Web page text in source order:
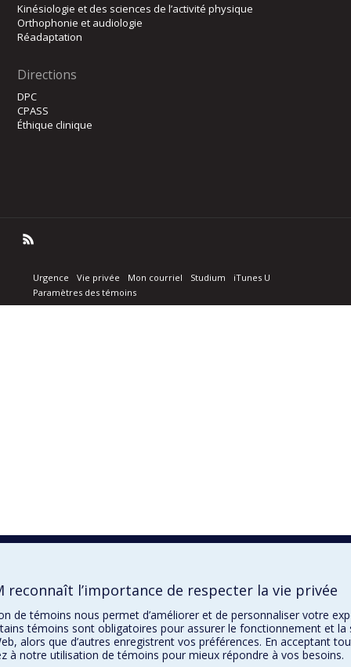
Kinésiologie et des sciences de l’activité physique
Orthophonie et audiologie
Réadaptation
Directions
DPC
CPASS
Éthique clinique
Urgence Vie privée Mon courriel Studium
iTunes U
Paramètres des témoins
reconnaît l’importance de respecter la vie privée
de témoins nous permet d’améliorer et de personnaliser votre
témoins sont obligatoires pour assurer le fonctionnement et la
alors que d’autres enregistrent vos préférences. En acceptant
à notre utilisation de témoins pour mieux répondre à vos besoins.